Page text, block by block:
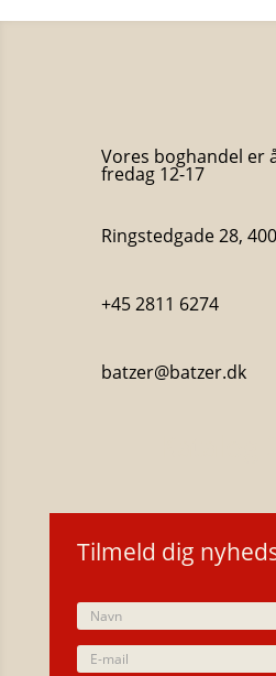
Vores boghandel er
fredag 12-17
Ringstedgade 28,
+45 2811 6274
batzer@batzer.dk
Tilmeld dig